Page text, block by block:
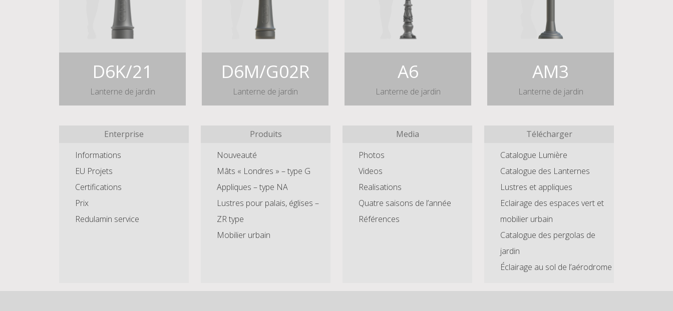
D6K/21
Lanterne de jardin
D6M/G02R
Lanterne de jardin
A6
Lanterne de jardin
AM3
Lanterne de jardin
Enterprise
Informations
EU Projets
Certifications
Prix
Redulamin service
Produits
Nouveauté
Mâts « Londres » – type G
Appliques – type NA
Lustres pour palais, églises –
ZR type
Mobilier urbain
Media
Photos
Videos
Realisations
Quatre saisons de l’année
Références
Télécharger
Catalogue Lumière
Catalogue des Lanternes
Lustres et appliques
Eclairage des espaces vert et
mobilier urbain
Catalogue des pergolas de
jardin
Éclairage au sol de l’aérodrome